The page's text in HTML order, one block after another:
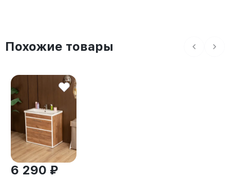
Похожие товары
6 290 ₽